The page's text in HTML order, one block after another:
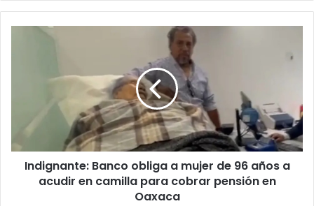
Indignante:
años
a
acudirIndignante: Banco obliga a mujer de 96 años a
acudir en camilla para cobrar pensión en
Oaxaca